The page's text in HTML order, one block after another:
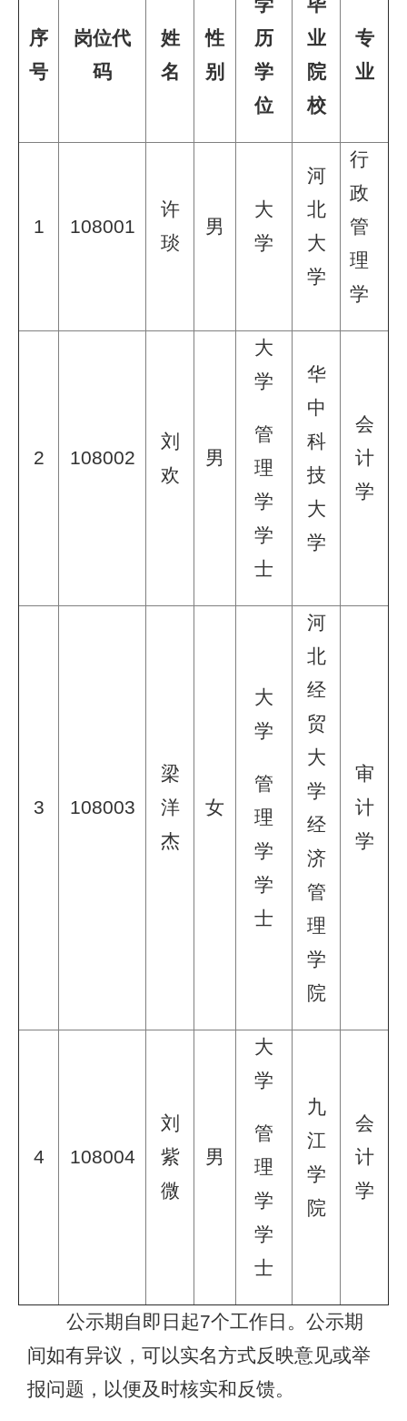
序
号
岗位代
码
姓
名
性
别
学
历
学
位
毕
业
院
校
专
业
1 108001
许
琰
男
大
学
河
北
大
学
行
政
管
理
学
2 108002
刘
欢
男
大
学
管
理
学
学
士
华
中
科
技
大
学
会
计
学
3 108003
梁
洋
杰
女
大
学
管
理
学
学
士
河
北
经
贸
大
学
经
济
管
理
学
院
审
计
学
4 108004
刘
紫
微
男
大
学
管
理
学
学
士
九
江
学
院
会
计
学
公示期自即日起7个工作日。公示期
间如有异议，可以实名方式反映意见或举
报问题，以便及时核实和反馈。